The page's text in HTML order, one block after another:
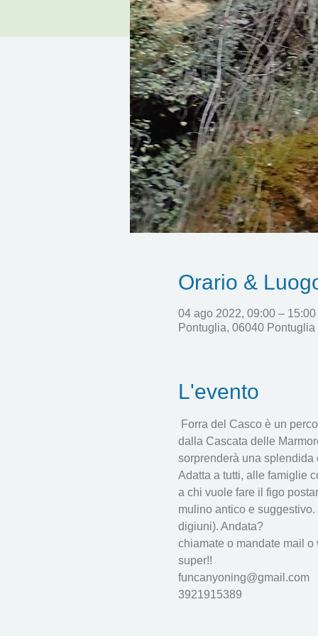
Orario &
04 ago 2022, 09:00 –
Pontuglia, 06040 Pontuglia
L'evento
Forra del Casco è un
dalla Cascata delle
sorprenderà una
Adatta a tutti, alle famiglie
a chi vuole fare il figo
mulino antico e
digiuni). Andata?
chiamate o mandate mail
super!!
funcanyoning@gmail.com
3921915389